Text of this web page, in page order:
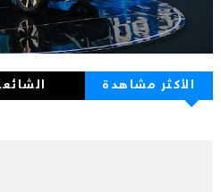
الأكثر مشاهدة